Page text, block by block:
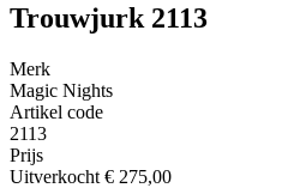
Trouwjurk 2113
Merk
Magic Nights
Artikel code
2113
Prijs
Uitverkocht € 275,00